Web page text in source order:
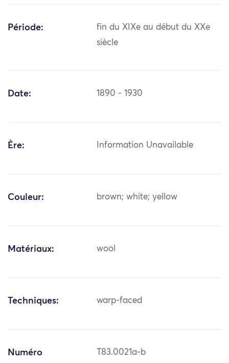
Période:
fin du XIXe au début du XXe
siècle
Date: 1890 - 1930
Ère: Information Unavailable
Couleur: brown; white; yellow
Matériaux: wool
Techniques: warp-faced
Numéro
T83.0021a-b